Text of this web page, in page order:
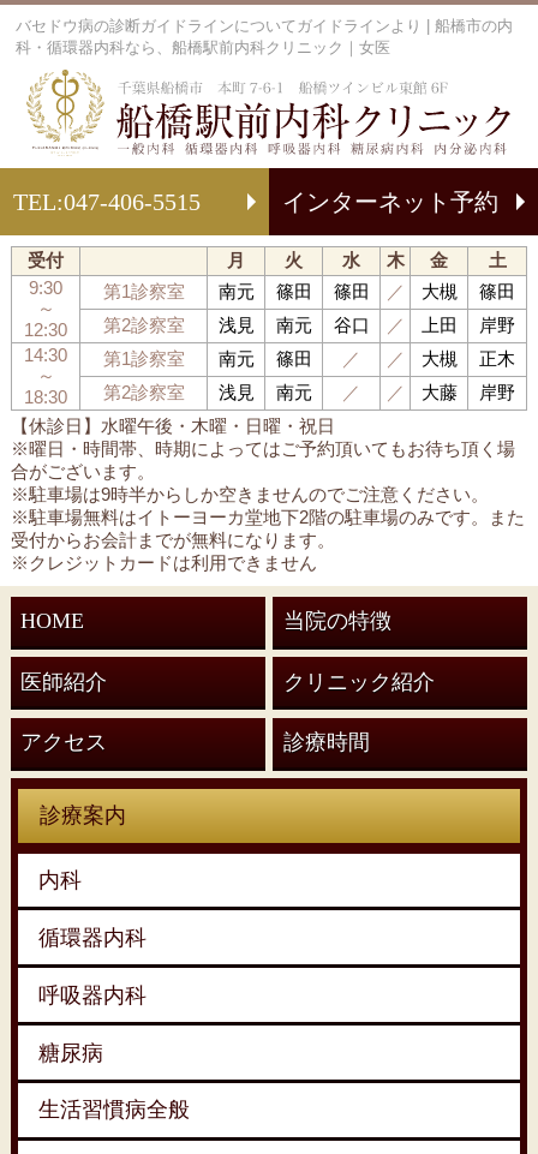
バセドウ病の診断ガイドラインについてガイドラインより | 船橋市の内
科・循環器内科なら、船橋駅前内科クリニック｜女医
TEL:047-406-5515 インターネット予約
【休診日】水曜午後・木曜・日曜・祝日
※曜日・時間帯、時期によってはご予約頂いてもお待ち頂く場
合がございます。
※駐車場は9時半からしか空きませんのでご注意ください。
※駐車場無料はイトーヨーカ堂地下2階の駐車場のみです。また
受付からお会計までが無料になります。
※クレジットカードは利用できません
受付 月 火 水 木 金
土
9:30
～
12:30
第1診察室 南元 篠田 篠田 ／ 大槻
篠田
第2診察室
浅見 南元 谷口 ／ 上田
岸野
14:30
～
18:30
第1診察室 南元 篠田 ／ ／ 大槻
正木
第2診察室
浅見 南元 ／ ／ 大藤 岸野
HOME 当院の特徴
医師紹介 クリニック紹介
アクセス 診療時間
診療案内
内科
循環器内科
呼吸器内科
糖尿病
生活習慣病全般